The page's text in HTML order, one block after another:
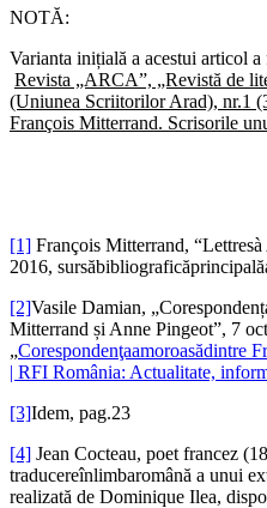
NOTĂ:
Varianta inițială a acestui articol
Revista „ARCA”, „Revistă de
(Uniunea Scriitorilor Arad), nr.1
François Mitterrand. Scrisorile
[1] François Mitterrand,
2016,
[2]Vasile Damian,
Mitterrand și Anne Pingeot”, 7
„Corespondenţaamoroasădintre
| RFI România: Actualitate,
[3]Idem, pag.23
[4] Jean Cocteau, poet francez
traducereînlimbaromână a unui
realizată de Dominique Ilea,